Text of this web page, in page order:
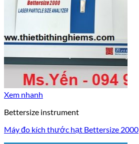
Xem nhanh
Bettersize instrument
Máy đo kích thước hạt Bettersize 2000